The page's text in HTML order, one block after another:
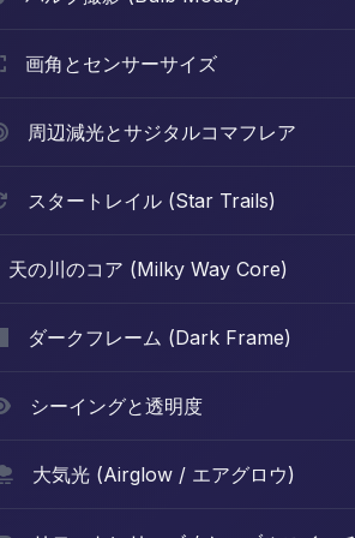
画角とセンサーサイズ
周辺減光とサジタルコマフレア
スタートレイル (Star Trails)
天の川のコア (Milky Way Core)
ダークフレーム (Dark Frame)
シーイングと透明度
大気光 (Airglow / エアグロウ)